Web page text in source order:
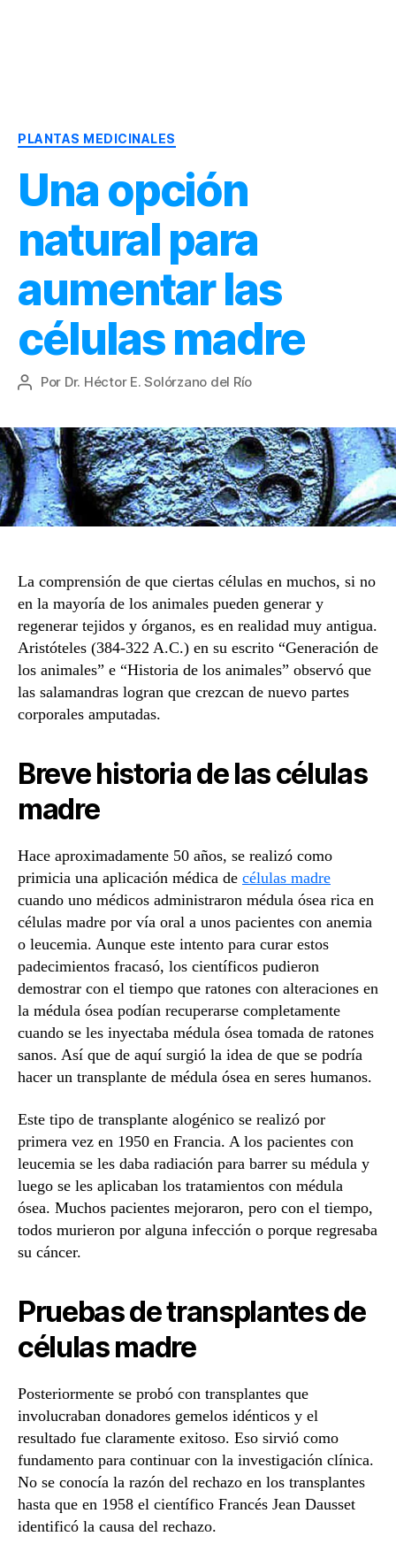
Terapia
Nutricional
|
y
Nutrición
PLANTAS MEDICINALES
Una opción
natural para
aumentar las
células madre
Autor
entrada
Por Dr. Héctor E. Solórzano del Río
La comprensión de que ciertas células en muchos, si no
en la mayoría de los animales pueden generar y
regenerar tejidos y órganos, es en realidad muy antigua.
Aristóteles (384-322 A.C.) en su escrito “Generación de
los animales” e “Historia de los animales” observó que
las salamandras logran que crezcan de nuevo partes
corporales amputadas.
Breve historia de las células
madre
Hace aproximadamente 50 años, se realizó como
primicia una aplicación médica de células madre
cuando uno médicos administraron médula ósea rica en
células madre por vía oral a unos pacientes con anemia
o leucemia. Aunque este intento para curar estos
padecimientos fracasó, los científicos pudieron
demostrar con el tiempo que ratones con alteraciones en
la médula ósea podían recuperarse completamente
cuando se les inyectaba médula ósea tomada de ratones
sanos. Así que de aquí surgió la idea de que se podría
hacer un transplante de médula ósea en seres humanos.
Este tipo de transplante alogénico se realizó por
primera vez en 1950 en Francia. A los pacientes con
leucemia se les daba radiación para barrer su médula y
luego se les aplicaban los tratamientos con médula
ósea. Muchos pacientes mejoraron, pero con el tiempo,
todos murieron por alguna infección o porque regresaba
su cáncer.
Pruebas de transplantes de
células madre
Posteriormente se probó con transplantes que
involucraban donadores gemelos idénticos y el
resultado fue claramente exitoso. Eso sirvió como
fundamento para continuar con la investigación clínica.
No se conocía la razón del rechazo en los transplantes
hasta que en 1958 el científico Francés Jean Dausset
identificó la causa del rechazo.